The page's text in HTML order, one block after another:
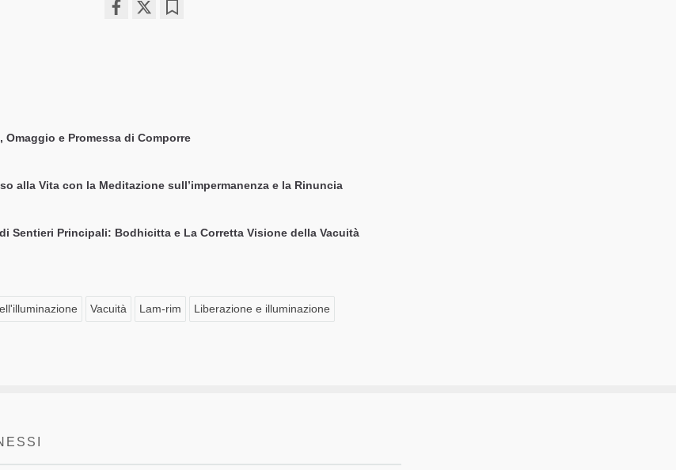
Omaggio e Promessa di Comporre
alla Vita con la Meditazione sull’impermanenza e la Rinuncia
Sentieri Principali: Bodhicitta e La Corretta Visione della Vacuità
Vacuità Lam-rim Liberazione e illuminazione